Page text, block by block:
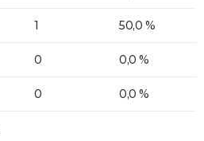
1 50,0 %
0 0,0 %
0 0,0 %